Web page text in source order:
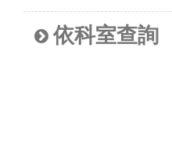
依科室查詢